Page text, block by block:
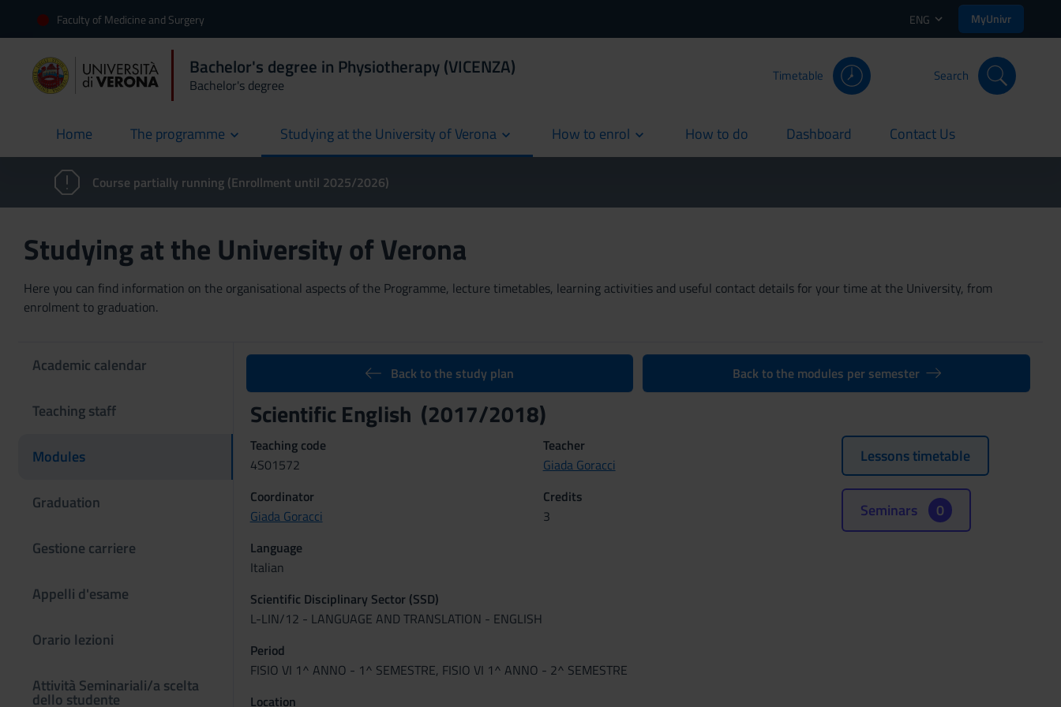
Faculty of Medicine and Surgery ENG MyUnivr
Bachelor's degree in Physiotherapy (VICENZA)
Bachelor's degree
Timetable Search
Home
current The programme Studying at the University of Verona How to enrol How to do
current Dashboard
current Contact Us
current
Course partially running (Enrollment until 2025/2026)
Studying at the University of Verona
Here you can find information on the organisational aspects of the Programme, lecture timetables, learning activities and useful contact details for your time at the University, from
enrolment to graduation.
Academic calendar
Teaching staff
Modules
Graduation
Gestione carriere
Appelli d'esame
Orario lezioni
Attività Seminariali/a scelta
dello studente
Back to the study plan Back to the modules per semester
Scientific English (2017/2018)
Teaching code
4S01572
Teacher
Giada Goracci
Coordinator
Giada Goracci
Credits
3
Language
Italian
Scientific Disciplinary Sector (SSD)
L-LIN/12 - LANGUAGE AND TRANSLATION - ENGLISH
Period
FISIO VI 1^ ANNO - 1^ SEMESTRE, FISIO VI 1^ ANNO - 2^ SEMESTRE
Location
Lessons timetable
Seminars 0